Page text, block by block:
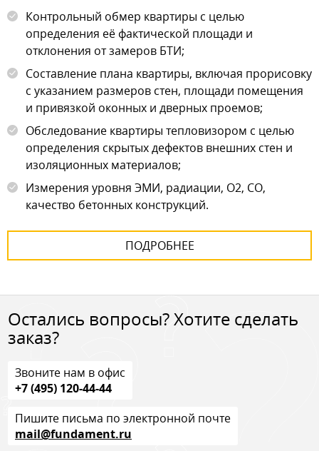
Контрольный обмер квартиры с целью
определения её фактической площади и
отклонения от замеров БТИ;
Составление плана квартиры, включая прорисовку
с указанием размеров стен, площади помещения
и привязкой оконных и дверных проемов;
Обследование квартиры тепловизором с целью
определения скрытых дефектов внешних стен и
изоляционных материалов;
Измерения уровня ЭМИ, радиации, О2, СО,
качество бетонных конструкций.
ПОДРОБНЕЕ
Остались вопросы? Хотите сделать
заказ?
Звоните нам в офис
+7 (495) 120-44-44
Пишите письма по электронной почте
mail@fundament.ru